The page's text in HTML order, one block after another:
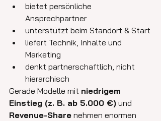
bietet persönliche
Ansprechpartner
unterstützt beim Standort & Start
liefert Technik, Inhalte und
Marketing
denkt partnerschaftlich, nicht
hierarchisch
Gerade Modelle mit niedrigem
Einstieg (z. B. ab 5.000 €) und
Revenue-Share nehmen enormen